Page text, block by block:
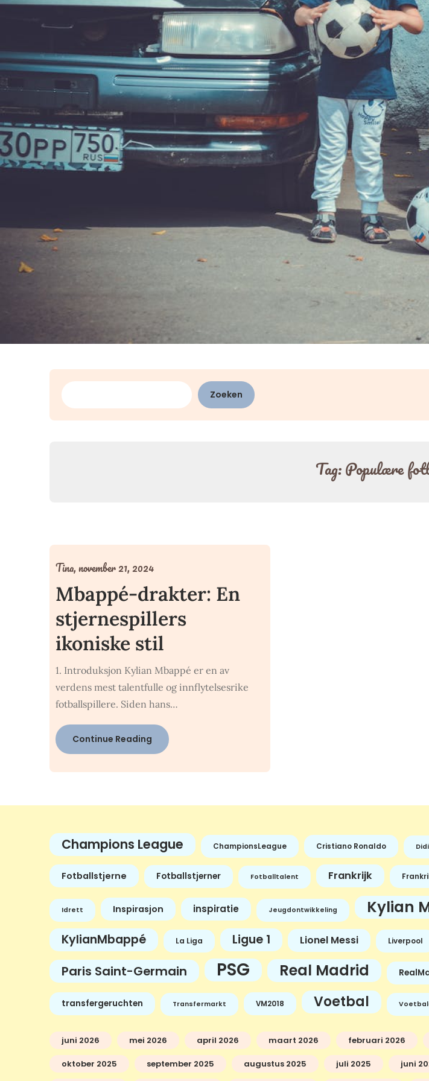
Zoeken
Zoeken
Tag:Populære
Mbappé-drakter: En
stjernespillers
ikoniske stil
Tina,november 21, 2024
1. Introduksjon Kylian Mbappé er en av
verdens mest talentfulle og innflytelsesrike
fotballspillere. Siden hans…
Continue Reading
Champions League ChampionsLeague Cristiano Ronaldo
Fotballstjerne Fotballstjerner Fotballtalent Frankrijk
Idrett Inspirasjon inspiratie Jeugdontwikkeling Kylian
KylianMbappé La Liga Ligue 1 Lionel Messi Liverpool
Paris Saint-Germain PSG Real Madrid
transfergeruchten Transfermarkt VM2018 Voetbal
juni 2026 mei 2026 april 2026 maart 2026 februari 2026
oktober 2025 september 2025 augustus 2025 juli 2025 juni